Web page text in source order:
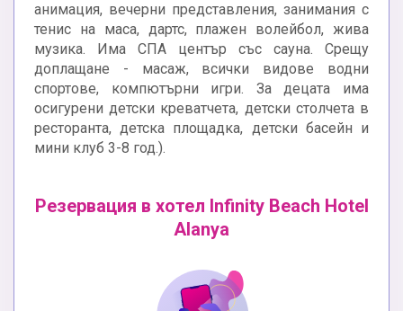
анимация, вечерни представления, занимания с
тенис на маса, дартс, плажен волейбол, жива
музика. Има СПА център със сауна. Срещу
доплащане - масаж, всички видове водни
спортове, компютърни игри. За децата има
осигурени детски креватчета, детски столчета в
ресторанта, детска площадка, детски басейн и
мини клуб 3-8 год.).
Резервация в хотел Infinity Beach Hotel
Alanya